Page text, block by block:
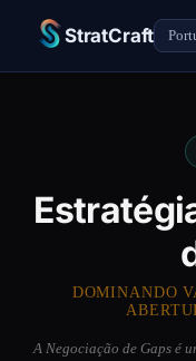
StratCraft
DOMINANDO
A Negociação de Gaps é